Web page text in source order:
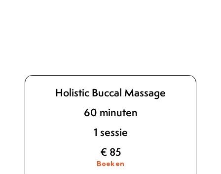
Holistic Buccal Massage
60 minuten
1 sessie
€ 85
Boeken